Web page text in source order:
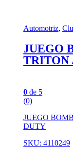
Automotriz,
JUEGO
TRITON
0 de 5
(0)
JUEGO
DUTY
SKU: 4110249